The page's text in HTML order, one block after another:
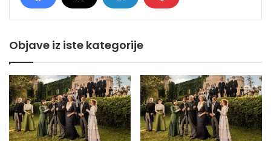
Objave iz iste kategorije